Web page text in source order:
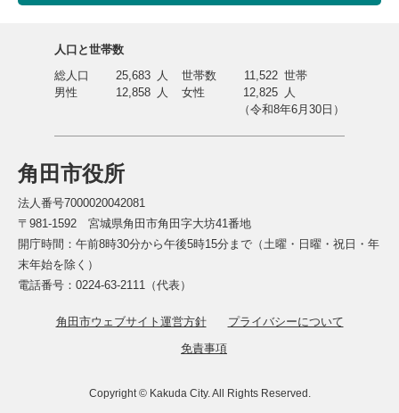
角田市役所
法人番号7000020042081
〒981-1592 宮城県角田市角田字大坊41番地
開庁時間：午前8時30分から午後5時15分まで（土曜・日曜・祝日・年
末年始を除く）
電話番号：0224-63-2111（代表）
角田市ウェブサイト運営方針
プライバシーについて
免責事項
Copyright © Kakuda City. All Rights Reserved.
人口と世帯数
総人口
25,683 人 世帯数 11,522 世帯
男性
12,858 人 女性 12,825
人
（令和8年6月30日）